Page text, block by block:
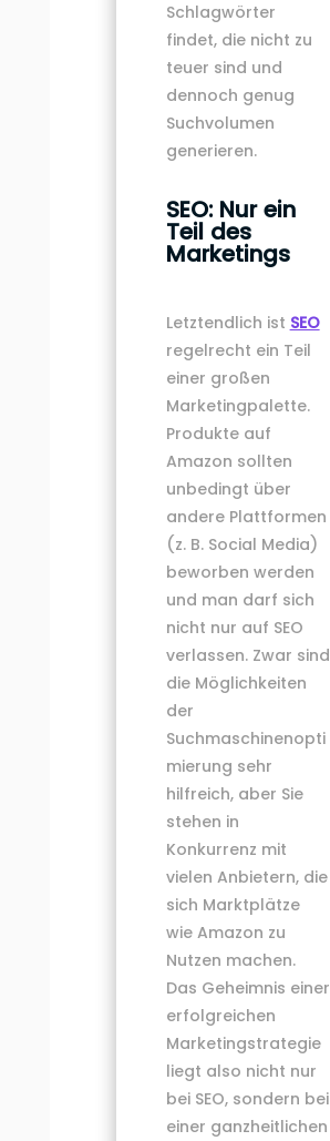
Schlagwörter
findet, die nicht zu
teuer sind und
dennoch genug
Suchvolumen
generieren.
SEO: Nur ein
Teil des
Marketings
Letztendlich ist SEO
regelrecht ein Teil
einer großen
Marketingpalette.
Produkte auf
Amazon sollten
unbedingt über
andere Plattformen
(z. B. Social Media)
beworben werden
und man darf sich
nicht nur auf SEO
verlassen. Zwar sind
die Möglichkeiten
der
Suchmaschinenopti
mierung sehr
hilfreich, aber Sie
stehen in
Konkurrenz mit
vielen Anbietern, die
sich Marktplätze
wie Amazon zu
Nutzen machen.
Das Geheimnis einer
erfolgreichen
Marketingstrategie
liegt also nicht nur
bei SEO, sondern bei
einer ganzheitlichen